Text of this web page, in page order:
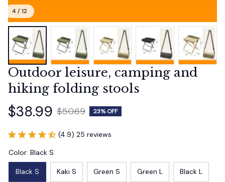
4 / 12
Outdoor leisure, camping and
hiking folding stools
$38.99 $50.69 23% OFF
(4.9) 25 reviews
Color: Black S
Black S Kaki S Green S Green L Black L